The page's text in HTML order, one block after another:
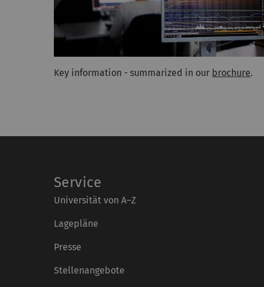
Key information - summarized in our brochure.
Service
Universität von A–Z
Lagepläne
Presse
Stellenangebote